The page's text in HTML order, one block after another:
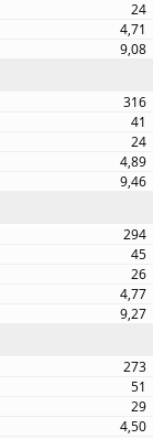
24
4,71
9,08
316
41
24
4,89
9,46
294
45
26
4,77
9,27
273
51
29
4,50